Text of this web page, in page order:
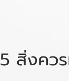
5 สิ่งคว